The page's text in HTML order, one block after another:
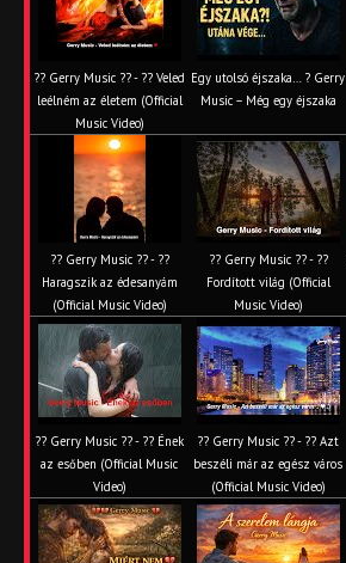
?? Gerry Music ?? - ?? Veled
leélném az életem (Official
Music Video)
Egy utolsó éjszaka… ? Gerry
Music – Még egy éjszaka
?? Gerry Music ?? - ??
Haragszik az édesanyám
(Official Music Video)
?? Gerry Music ?? - ??
Fordított világ (Official
Music Video)
?? Gerry Music ?? - ?? Ének
az esőben (Official Music
Video)
?? Gerry Music ?? - ?? Azt
beszéli már az egész város
(Official Music Video)